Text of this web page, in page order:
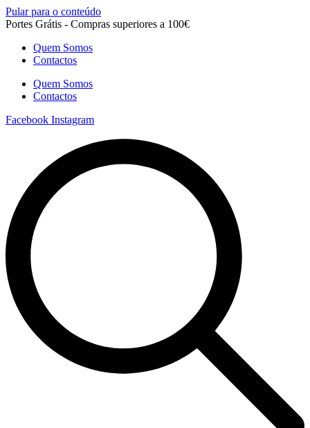
Pular para o conteúdo
Portes Grátis - Compras superiores a 100€
Quem Somos
Contactos
Quem Somos
Contactos
Facebook Instagram